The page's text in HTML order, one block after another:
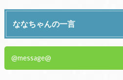
ななちゃんの一言
@message@